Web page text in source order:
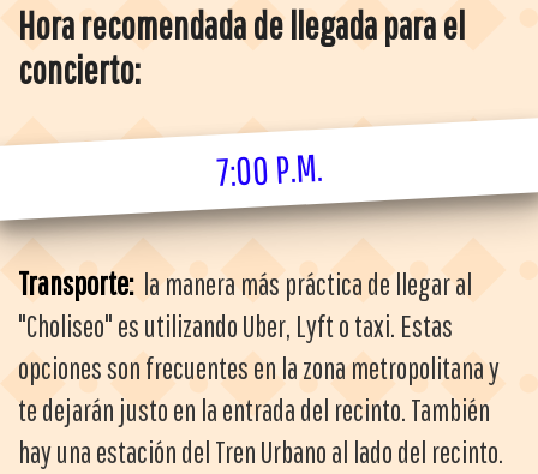
Hora recomendada de llegada para el
concierto:
7:00 P.M.
Transporte: la manera más práctica de llegar al
"Choliseo" es utilizando Uber, Lyft o taxi. Estas
opciones son frecuentes en la zona metropolitana y
te dejarán justo en la entrada del recinto. También
hay una estación del Tren Urbano al lado del recinto.